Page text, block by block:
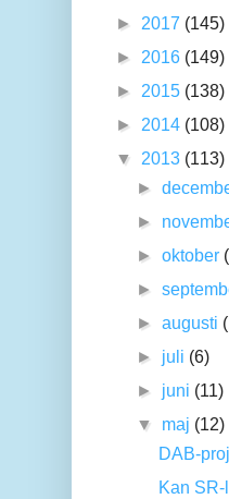
► 2017 (145)
► 2016 (149)
► 2015 (138)
► 2014 (108)
▼ 2013 (113)
►
►
►oktober
►
►augusti
► juli (6)
► juni (11)
▼ maj (12)
DAB-
Kan